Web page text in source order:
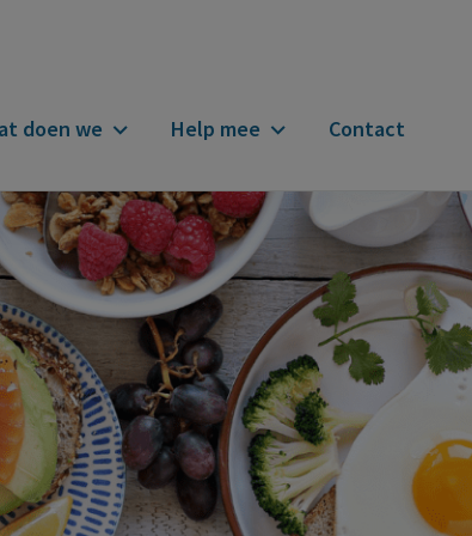
doen we Help mee Contact